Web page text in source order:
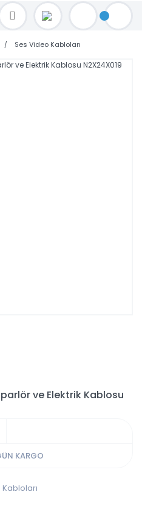
MAİL ATINIZ.
KARGO İLE GÖNDERİYORUZ!
Ses Video Kabloları
ve Elektrik Kablosu
KARGO